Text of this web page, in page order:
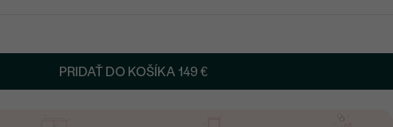
PRIDAŤ DO KOŠÍKA149 €